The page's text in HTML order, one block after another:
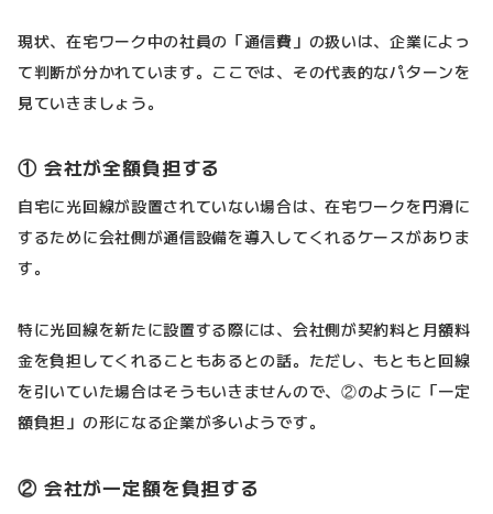
現状、在宅ワーク中の社員の「通信費」の扱いは、企業によっ
て判断が分かれています。ここでは、その代表的なパターンを
見ていきましょう。
① 会社が全額負担する
自宅に光回線が設置されていない場合は、在宅ワークを円滑に
するために会社側が通信設備を導入してくれるケースがありま
す。
特に光回線を新たに設置する際には、会社側が契約料と月額料
金を負担してくれることもあるとの話。ただし、もともと回線
を引いていた場合はそうもいきませんので、②のように「一定
額負担」の形になる企業が多いようです。
② 会社が一定額を負担する